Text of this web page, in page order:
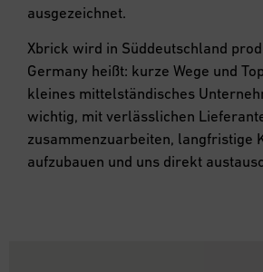
ausgezeichnet.
Xbrick wird in Süddeutschland
Germany heißt: kurze Wege und
kleines mittelständisches
wichtig, mit verlässlichen
zusammenzuarbeiten, langfristige
aufzubauen und uns direkt